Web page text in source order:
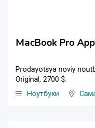
MacBook Pro
Prodayotsya noviy
Original, 2700 $.
Ноутбуки